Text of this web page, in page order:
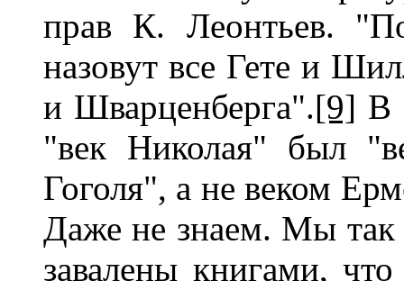
прав К. Леонтьев.
назовут все Гете и
и Шварценберга".[9] В
"век Николая" был
Гоголя", а не веком
Даже не знаем. Мы так
завалены книгами,